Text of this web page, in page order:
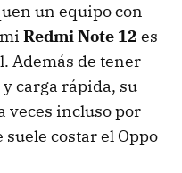
un equipo con
Redmi Note 12 es
Además de tener
carga rápida, su
veces incluso por
costar el Oppo